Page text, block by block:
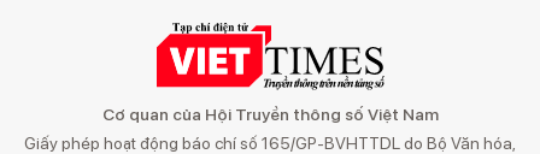
Cơ quan của Hội Truyền thông số Việt Nam
Giấy phép hoạt động báo chí số 165/GP-BVHTTDL do Bộ Văn hóa,